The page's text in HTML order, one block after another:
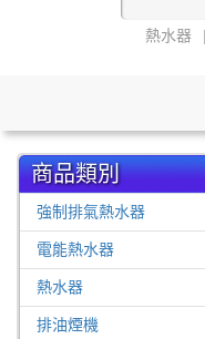
熱水器
商品類別
強制排氣熱水器
電能熱水器
熱水器
排油煙機